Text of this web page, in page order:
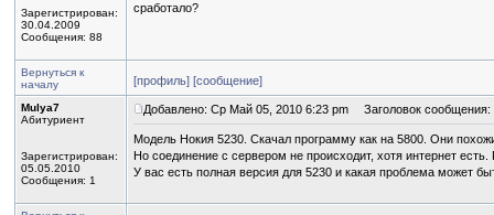
Зарегистрирован:
30.04.2009
Сообщения: 88
сработало?
Вернуться к
началу
[профиль] [сообщение]
Mulya7
Абитуриент
Зарегистрирован:
05.05.2010
Сообщения: 1
Добавлено: Ср Май 05, 2010 6:23 pm Заголовок сообщения:
Модель Нокия 5230. Скачал программу как на 5800. Они
Но соединение с сервером не происходит, хотя интернет
У вас есть полная версия для 5230 и какая проблема может